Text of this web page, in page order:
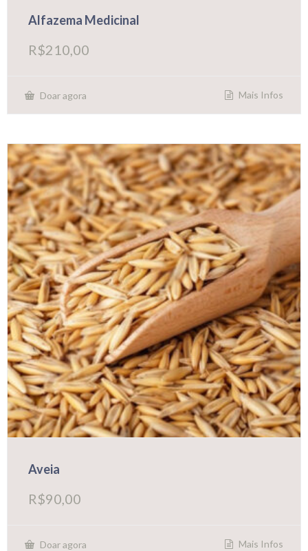
Alfazema Medicinal
R$210,00
Doar agora Mais Infos
Aveia
R$90,00
Doar agora Mais Infos